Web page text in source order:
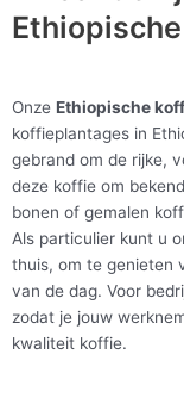
Onze Ethiopische
koffieplantages in
gebrand om de rijke,
deze koffie om
bonen of gemalen
Als particulier kunt u
thuis, om te genieten
van de dag. Voor
zodat je jouw
kwaliteit koffie.